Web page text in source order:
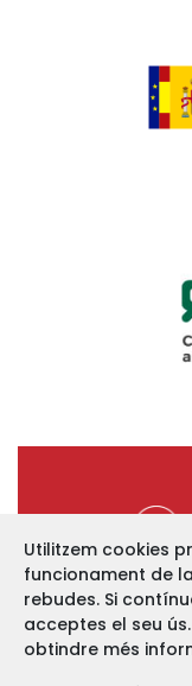
C/
Utilitzem cookies
funcionament de
rebudes. Si
acceptes el seu
obtindre més